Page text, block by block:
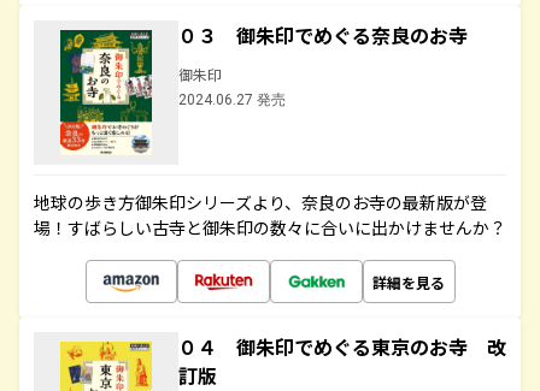
０３ 御朱印でめぐる奈良のお寺
御朱印
2024.06.27 発売
地球の歩き方御朱印シリーズより、奈良のお寺の最新版が登
場！すばらしい古寺と御朱印の数々に合いに出かけませんか？
詳細を見る
０４ 御朱印でめぐる東京のお寺 改
訂版